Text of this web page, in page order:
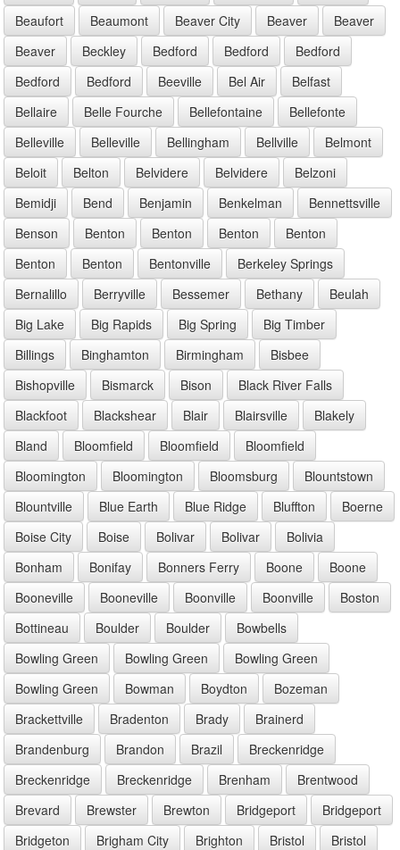
Beaufort
Beaumont Beaver City Beaver
Beaver
Beaver
Beckley Bedford Bedford
Bedford
Bedford
Bedford Beeville Bel Air
Belfast
Bellaire
Belle Fourche Bellefontaine
Bellefonte
Belleville
Belleville Bellingham Bellville
Belmont
Beloit
Belton Belvidere Belvidere
Belzoni
Bemidji
Bend Benjamin Benkelman
Bennettsville
Benson
Benton Benton Benton
Benton
Benton
Benton Bentonville
Berkeley Springs
Bernalillo
Berryville Bessemer Bethany
Beulah
Big Lake
Big Rapids Big Spring
Big Timber
Billings
Binghamton Birmingham
Bisbee
Bishopville
Bismarck Bison
Black River Falls
Blackfoot
Blackshear Blair Blairsville
Blakely
Bland
Bloomfield Bloomfield
Bloomfield
Bloomington
Bloomington Bloomsburg
Blountstown
Blountville
Blue Earth Blue Ridge Bluffton
Boerne
Boise City
Boise Bolivar Bolivar
Bolivia
Bonham
Bonifay Bonners Ferry Boone
Boone
Booneville
Booneville Boonville Boonville
Boston
Bottineau
Boulder Boulder
Bowbells
Bowling Green
Bowling Green
Bowling Green
Bowling Green
Bowman Boydton
Bozeman
Brackettville
Bradenton Brady
Brainerd
Brandenburg
Brandon Brazil
Breckenridge
Breckenridge
Breckenridge Brenham
Brentwood
Brevard
Brewster Brewton Bridgeport
Bridgeport
Bridgeton
Brigham City Brighton Bristol
Bristol